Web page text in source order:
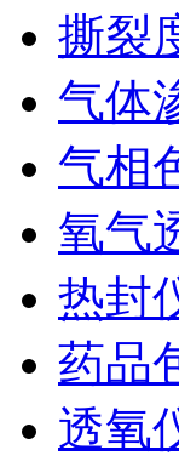
撕裂
气体
气相
氧气
热封
药品
透氧